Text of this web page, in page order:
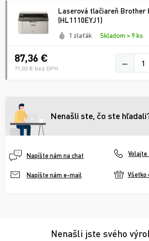
Laserová tlačiareň Brother
(HL1110EYJ1)
1 zlaťák Skladom > 9 ks
87,36 €
71,03 € bez DPH −
Nenašli ste, čo ste
Napíšte nám na chat Volajte
Napíšte nám e-mail Všetko
Nenašli jste svého